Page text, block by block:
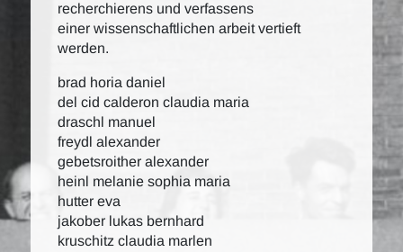
recherchierens und verfassens
einer wissenschaftlichen arbeit vertieft
werden.
brad horia daniel
del cid calderon claudia maria
draschl manuel
freydl alexander
gebetsroither alexander
heinl melanie sophia maria
hutter eva
jakober lukas bernhard
kruschitz claudia marlen